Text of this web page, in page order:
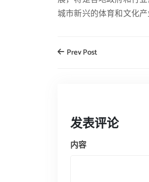
城市新兴的体育和文化
Prev Post
发表评论
内容